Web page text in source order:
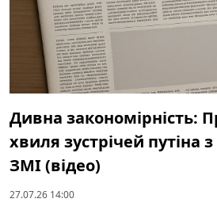
Дивна закономірність:
хвиля зустрічей путіна
ЗМІ (відео)
27.07.26 14:00